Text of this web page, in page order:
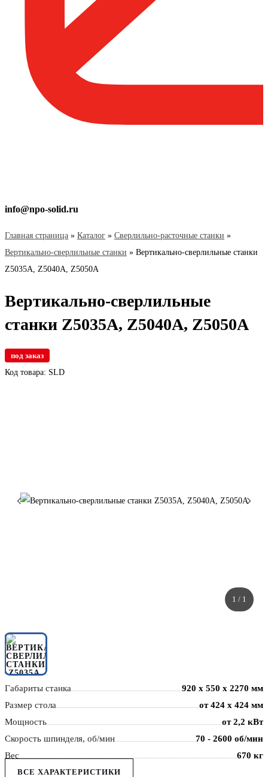
info@npo-solid.ru
Главная страница » Каталог » Сверлильно-расточные станки »
Вертикально-сверлильные станки » Вертикально-сверлильные станки
Z5035А, Z5040А, Z5050А
Вертикально-сверлильные
станки Z5035А, Z5040А, Z5050А
под заказ
Код товара: SLD
1 / 1
Габариты станка
920 х 550 х 2270 мм
Размер стола
от 424 х 424 мм
Мощность
от 2,2 кВт
Скорость шпинделя, об/мин
70 - 2600 об/мин
Вес
670 кг
ВСЕ ХАРАКТЕРИСТИКИ